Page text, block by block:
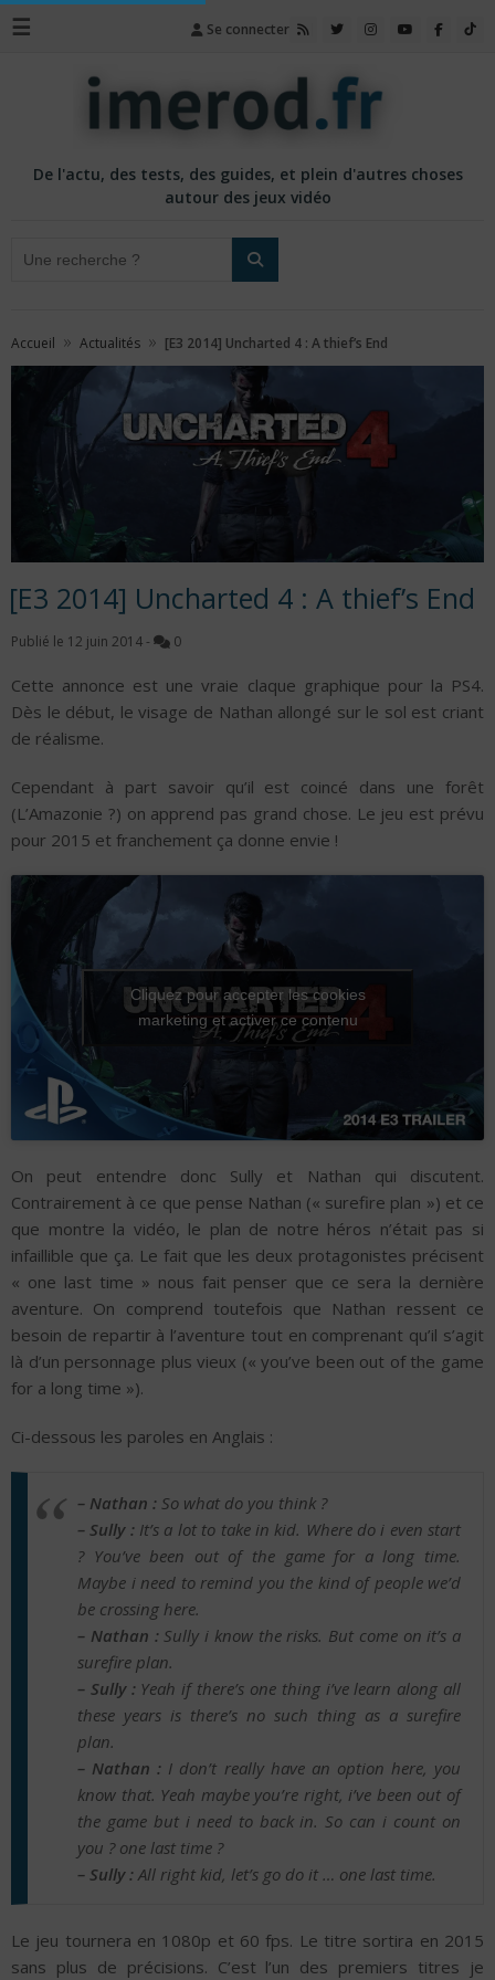
☰ Se connecter
De l'actu, des tests, des guides, et plein d'autres choses
autour des jeux vidéo
Accueil » Actualités » [E3 2014] Uncharted 4 : A thief’s End
[E3 2014] Uncharted 4 : A thief’s End
Publié le 12 juin 2014 - 0
Cette annonce est une vraie claque graphique pour la PS4.
Dès le début, le visage de Nathan allongé sur le sol est criant
de réalisme.
Cependant à part savoir qu’il est coincé dans une forêt
(L’Amazonie ?) on apprend pas grand chose. Le jeu est prévu
pour 2015 et franchement ça donne envie !
Cliquez pour accepter les cookies
marketing et activer ce contenu
On peut entendre donc Sully et Nathan qui discutent.
Contrairement à ce que pense Nathan (« surefire plan ») et ce
que montre la vidéo, le plan de notre héros n’était pas si
infaillible que ça. Le fait que les deux protagonistes précisent
« one last time » nous fait penser que ce sera la dernière
aventure. On comprend toutefois que Nathan ressent ce
besoin de repartir à l’aventure tout en comprenant qu’il s’agit
là d’un personnage plus vieux (« you’ve been out of the game
for a long time »).
Ci-dessous les paroles en Anglais :
– Nathan : So what do you think ?
– Sully : It’s a lot to take in kid. Where do i even start
? You’ve been out of the game for a long time.
Maybe i need to remind you the kind of people we’d
be crossing here.
– Nathan : Sully i know the risks. But come on it’s a
surefire plan.
– Sully : Yeah if there’s one thing i’ve learn along all
these years is there’s no such thing as a surefire
plan.
– Nathan : I don’t really have an option here, you
know that. Yeah maybe you’re right, i’ve been out of
the game but i need to back in. So can i count on
you ? one last time ?
– Sully : All right kid, let’s go do it … one last time.
Le jeu tournera en 1080p et 60 fps. Le titre sortira en 2015
sans plus de précisions. C’est l’un des premiers titres je